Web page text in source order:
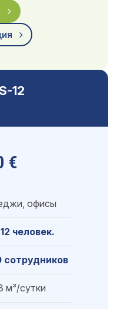
12
€
офисы
человек.
м³/сутки